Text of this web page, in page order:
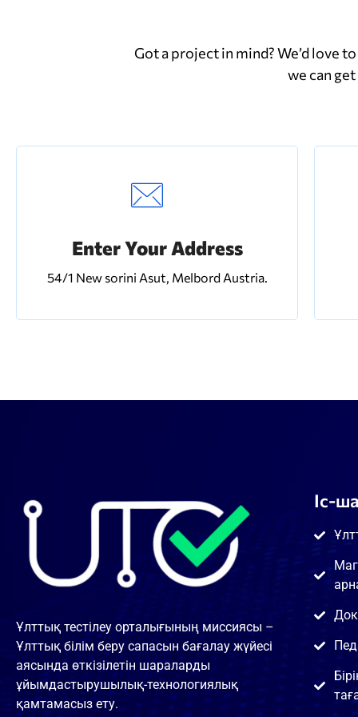
Got a project in mind? We’d love
we can
Enter Your Address
54/1 New sorini Asut, Melbord Austria.
Ұлттық тестілеу орталығының миссиясы –
Ұлттық білім беру сапасын бағалау жүйесі
аясында өткізілетін шараларды
ұйымдастырушылық-технологиялық
қамтамасыз ету.
Іс-